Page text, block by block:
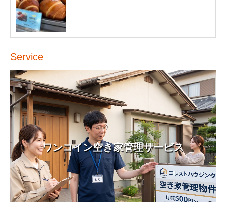
Service
ワンコイン空き家管理サービス